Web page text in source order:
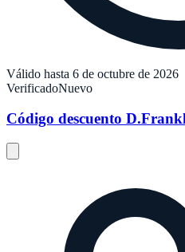
Válido hasta 6 de octubre de 2026
VerificadoNuevo
Código descuento